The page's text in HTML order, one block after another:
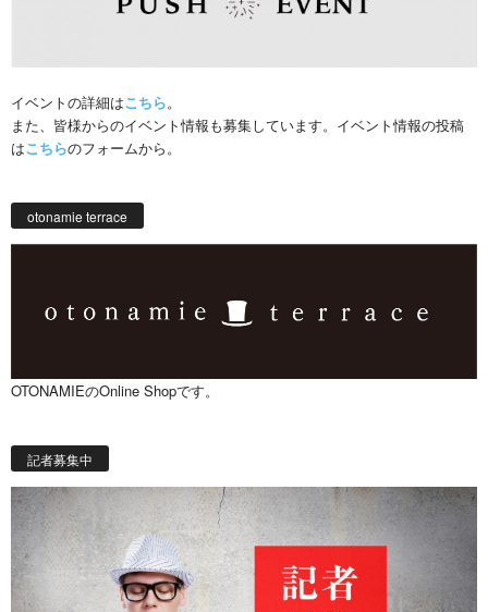
イベントの詳細はこちら。
また、皆様からのイベント情報も募集しています。イベント情報の投稿
はこちらのフォームから。
otonamie terrace
OTONAMIEのOnline Shopです。
記者募集中